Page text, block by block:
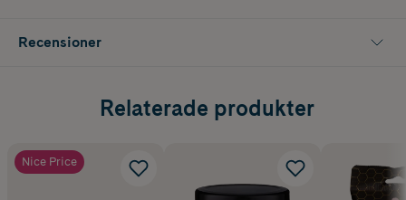
Recensioner
Relaterade produkter
Nice Price